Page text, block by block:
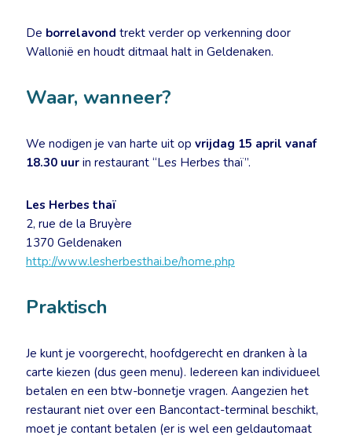
De borrelavond trekt verder op verkenning door
Wallonië en houdt ditmaal halt in Geldenaken.
Waar, wanneer?
We nodigen je van harte uit op vrijdag 15 april vanaf
18.30 uur in restaurant “Les Herbes thaï”.
Les Herbes thaï
2, rue de la Bruyère
1370 Geldenaken
http://www.lesherbesthai.be/home.php
Praktisch
Je kunt je voorgerecht, hoofdgerecht en dranken à la
carte kiezen (dus geen menu). Iedereen kan individueel
betalen en een btw-bonnetje vragen. Aangezien het
restaurant niet over een Bancontact-terminal beschikt,
moet je contant betalen (er is wel een geldautomaat